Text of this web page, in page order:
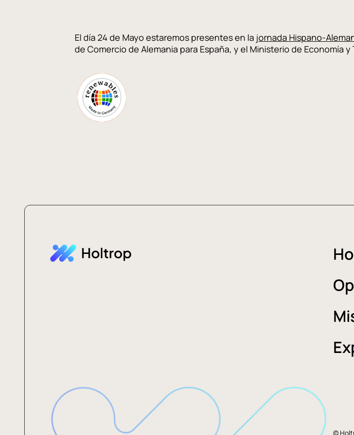
El día 24 de Mayo estaremos presentes en la jornada Hispano-
de Comercio de Alemania para España, y el Ministerio de Economía
©